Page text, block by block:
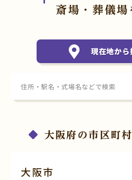
斎場・葬儀場
現在地から
大阪府の市区町
大阪市